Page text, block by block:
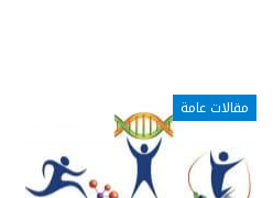
مقالات عامة